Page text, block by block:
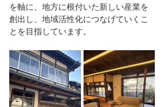
を軸に、地方に根付いた新しい産業を
創出し、地域活性化につなげていくこ
とを目指しています。